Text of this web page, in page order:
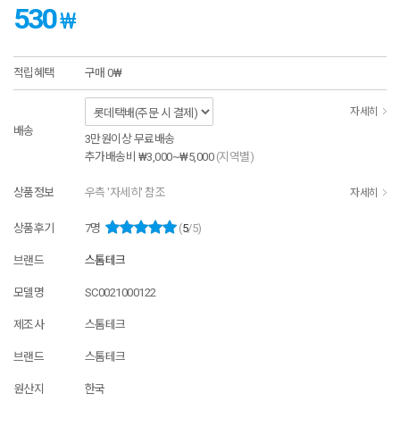
530₩
적립혜택 구매 0₩
배송
자세히
3만원이상 무료배송
추가배송비 ₩3,000~₩5,000 (지역별)
상품정보 우측 '자세히' 참조 자세히
상품후기 7명 (5/5)
브랜드 스톰테크
모델명 SC0021000122
제조사 스톰테크
브랜드 스톰테크
원산지 한국